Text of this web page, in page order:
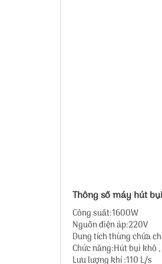
Thông số máy hút
Công suất:1600W
Nguồn điện áp:220V
Dung tích thùng chứa
Chức năng:Hút bụi khô
Lưu lượng khí :110 L/s